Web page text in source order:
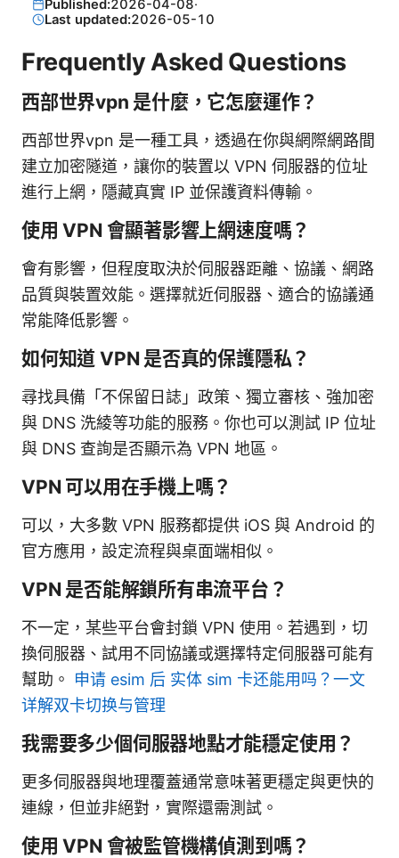
Published:2026-04-08·
Last updated:2026-05-10
Frequently Asked Questions
西部世界vpn 是什麼，它怎麼運作？
西部世界vpn 是一種工具，透過在你與網際網路間
建立加密隧道，讓你的裝置以 VPN 伺服器的位址
進行上網，隱藏真實 IP 並保護資料傳輸。
使用 VPN 會顯著影響上網速度嗎？
會有影響，但程度取決於伺服器距離、協議、網路
品質與裝置效能。選擇就近伺服器、適合的協議通
常能降低影響。
如何知道 VPN 是否真的保護隱私？
尋找具備「不保留日誌」政策、獨立審核、強加密
與 DNS 洗綾等功能的服務。你也可以測試 IP 位址
與 DNS 查詢是否顯示為 VPN 地區。
VPN 可以用在手機上嗎？
可以，大多數 VPN 服務都提供 iOS 與 Android 的
官方應用，設定流程與桌面端相似。
VPN 是否能解鎖所有串流平台？
不一定，某些平台會封鎖 VPN 使用。若遇到，切
換伺服器、試用不同協議或選擇特定伺服器可能有
幫助。 申请 esim 后 实体 sim 卡还能用吗？一文
详解双卡切换与管理
我需要多少個伺服器地點才能穩定使用？
更多伺服器與地理覆蓋通常意味著更穩定與更快的
連線，但並非絕對，實際還需測試。
使用 VPN 會被監管機構偵測到嗎？